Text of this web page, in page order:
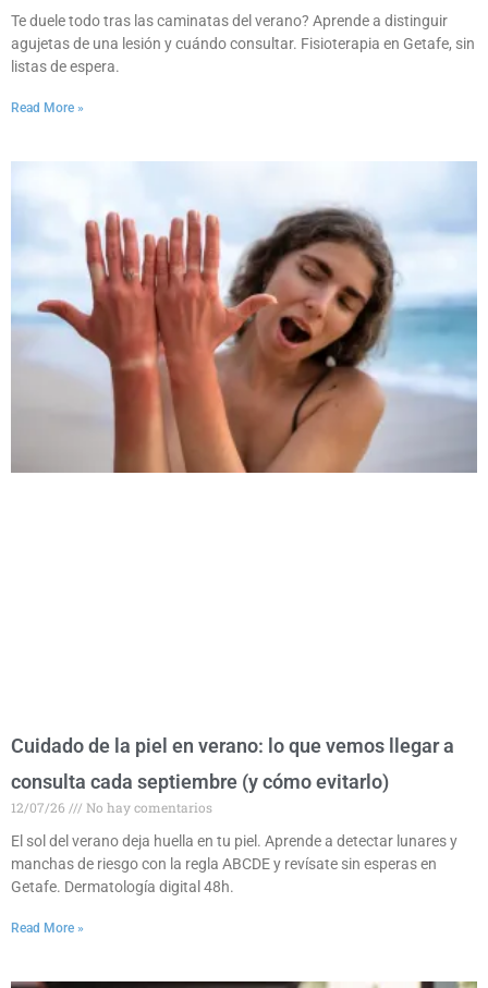
Te duele todo tras las caminatas del verano? Aprende a distinguir
agujetas de una lesión y cuándo consultar. Fisioterapia en Getafe, sin
listas de espera.
Read More »
Cuidado de la piel en verano: lo que vemos llegar a
consulta cada septiembre (y cómo evitarlo)
12/07/26
No hay comentarios
El sol del verano deja huella en tu piel. Aprende a detectar lunares y
manchas de riesgo con la regla ABCDE y revísate sin esperas en
Getafe. Dermatología digital 48h.
Read More »